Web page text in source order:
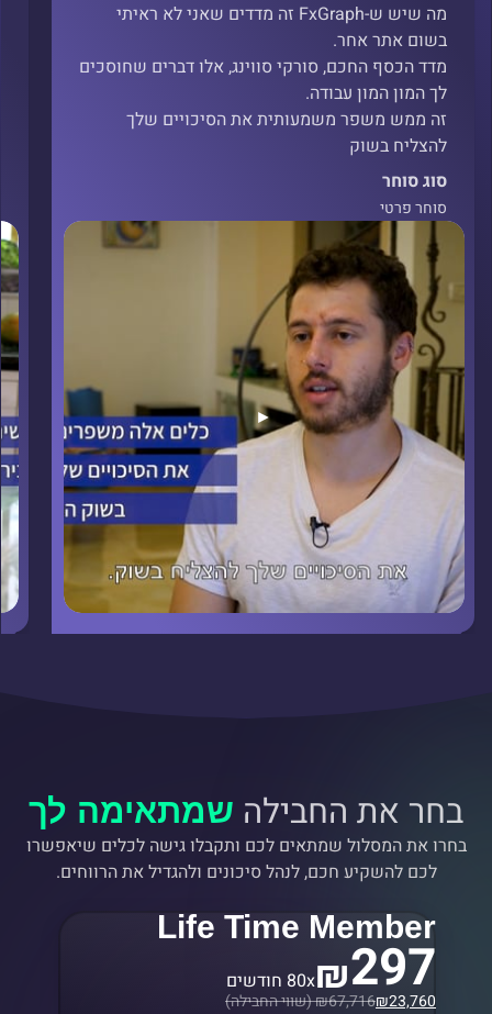
מה שיש ש-FxGraph זה מדדים שאני לא ראיתי
בשום אתר אחר.
מדד הכסף החכם, סורקי סווינג, אלו דברים שחוסכים
לך המון המון עבודה.
זה ממש משפר משמעותית את הסיכויים שלך
להצליח בשוק
סוג סוחר
סוחר פרטי
►
בחר את החבילה שמתאימה לך
בחרו את המסלול שמתאים לכם ותקבלו גישה לכלים שיאפשרו
לכם להשקיע חכם, לנהל סיכונים ולהגדיל את הרווחים.
Life Time Member
₪297 80x חודשים
₪23,760
₪67,716 (שווי החבילה)